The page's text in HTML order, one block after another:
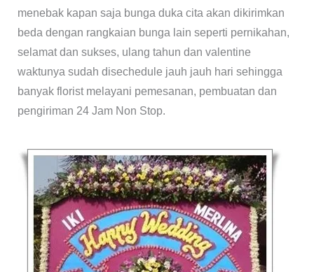
menebak kapan saja bunga duka cita akan dikirimkan
beda dengan rangkaian bunga lain seperti pernikahan,
selamat dan sukses, ulang tahun dan valentine
waktunya sudah disechedule jauh jauh hari sehingga
banyak florist melayani pemesanan, pembuatan dan
pengiriman 24 Jam Non Stop.